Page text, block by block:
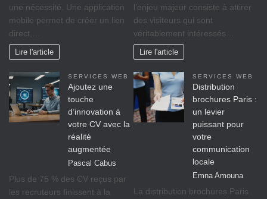
une nécessité. Une application
mobile permet de créer un lien
direct,…
Lire l'article
l’enjeu majeur consiste à attirer
des visiteurs qui sont
véritablement intéressés…
Lire l'article
SERVICES WEB
Ajoutez une
touche
d’innovation à
votre CV avec la
réalité
augmentée
Pascal Cabus
Plus de 75 % des CV reçus par
les recruteurs finissent à la
SERVICES WEB
Distribution
brochures Paris :
un levier
puissant pour
votre
communication
locale
Emna Amouna
La distribution brochures Paris